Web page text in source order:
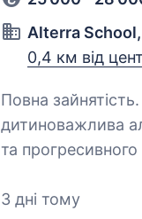
Alterra
0,4 км від
Повна зайнятість. Досвід
дитиноважлива
та
3 дні тому